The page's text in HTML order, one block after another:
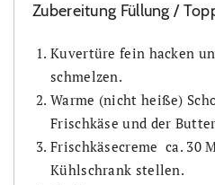
Zubereitung Füllung /
Kuvertüre fein hacken
schmelzen.
Warme (nicht heiße)
Frischkäse und der
Frischkäsecreme ca. 30
Kühlschrank stellen.